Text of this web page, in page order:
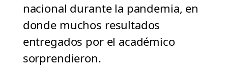
nacional durante la pandemia, en
donde muchos resultados
entregados por el académico
sorprendieron.